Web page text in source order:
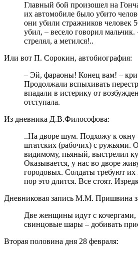
Главный бой произошел на
их автомобиле было убито
они убили стражников человек
убил, – весело говорил
стрелял, а метился!..
Или вот П. Сорокин, автобиография:
– Эй, фараоны! Конец вам! –
Продолжали вспыхивать
впадали в истерику от
отступала.
Из дневника Д.В.Философова:
..На дворе шум. Подхожу к окну
штатских (рабочих) с ружьями.
видимому, пьяный, выстрелил
Оказывается, у нас во дворе
городовых. Солдаты требуют
пор это длится. Все стоят.
Дневниковая запись М.М. Пришвина
Две женщины идут с кочергами,
свинцовые шары – добивать
Вторая половина дня 28 февраля: